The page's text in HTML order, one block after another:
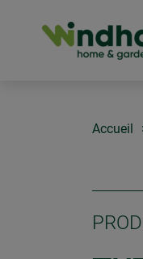
Accueil